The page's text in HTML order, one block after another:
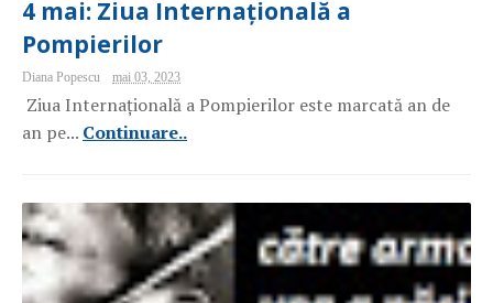
4 mai: Ziua Internațională a
Pompierilor
Diana Popescu mai 03, 2023
Ziua Internațională a Pompierilor este marcată an de
an pe... Continuare..